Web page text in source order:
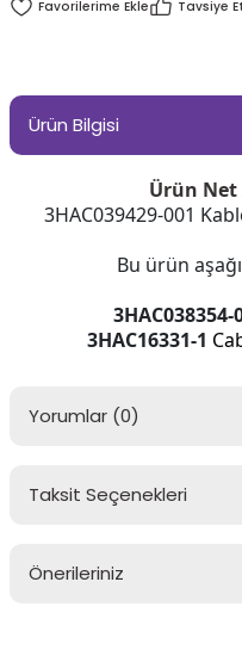
Tavsiye Et
Ürün Bilgisi
Ürün Net
3HAC039429-001
Bu ürün
3HAC038354-
3HAC16331-1
Yorumlar (0)
Taksit Seçenekleri
Önerileriniz